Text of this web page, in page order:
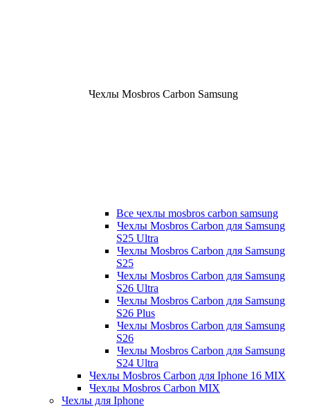
Чехлы Mosbros Carbon Samsung
Все чехлы mosbros carbon samsung
Чехлы Mosbros Carbon для Samsung
S25 Ultra
Чехлы Mosbros Carbon для Samsung
S25
Чехлы Mosbros Carbon для Samsung
S26 Ultra
Чехлы Mosbros Carbon для Samsung
S26 Plus
Чехлы Mosbros Carbon для Samsung
S26
Чехлы Mosbros Carbon для Samsung
S24 Ultra
Чехлы Mosbros Carbon для Iphone 16 MIX
Чехлы Mosbros Carbon MIX
Чехлы для Iphone